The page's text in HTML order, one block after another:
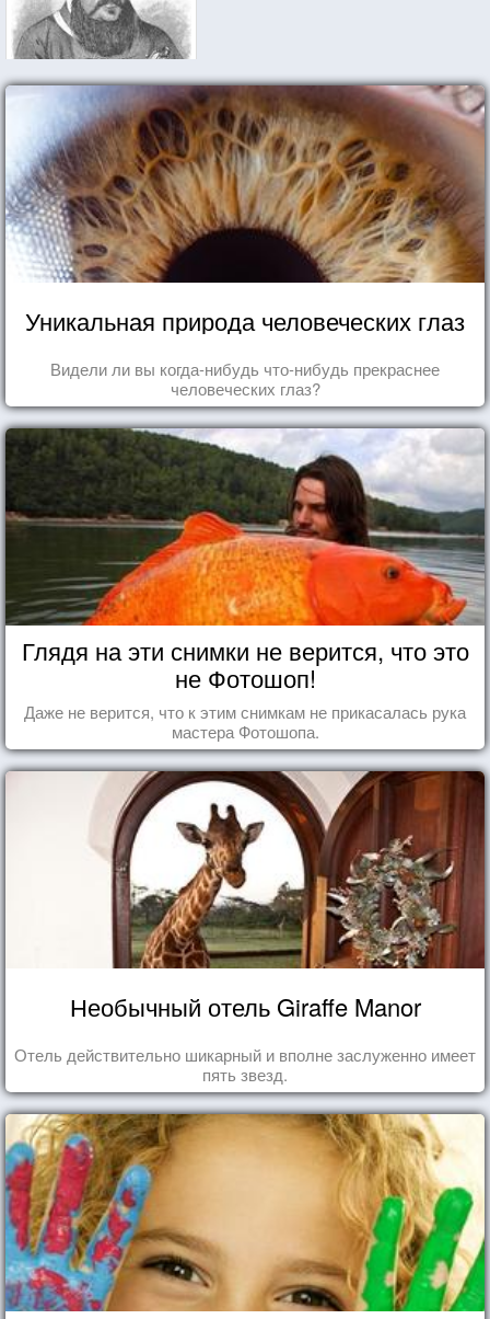
Уникальная природа человеческих глаз
Видели ли вы когда-нибудь что-нибудь прекраснее
человеческих глаз?
Глядя на эти снимки не верится, что это
не Фотошоп!
Даже не верится, что к этим снимкам не прикасалась рука
мастера Фотошопа.
Необычный отель Giraffe Manor
Отель действительно шикарный и вполне заслуженно имеет
пять звезд.